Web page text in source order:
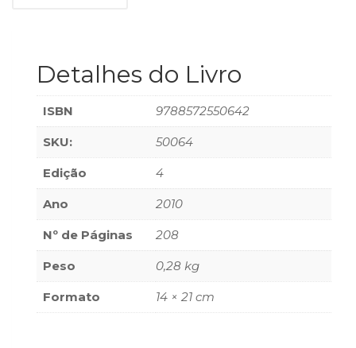
(8)
Relações
Públicas
e
Comunicação
Empresarial
(31)
Religião,
Espiritualidade,
Filosofia
(63)
Saúde
(132)
Sem
Detalhes do Livro
ISBN 9788572550642
SKU: 50064
Edição 4
Ano 2010
Nº de Páginas 208
Peso 0,28 kg
Formato 14 × 21 cm